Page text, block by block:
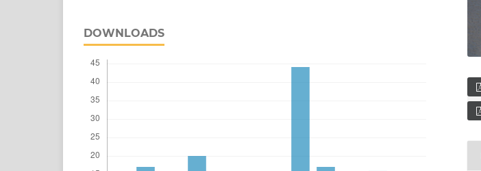
DOWNLOADS